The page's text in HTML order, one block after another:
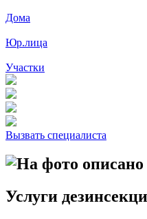
Дома
Юр.лица
Участки
Вызвать специалиста
Услуги